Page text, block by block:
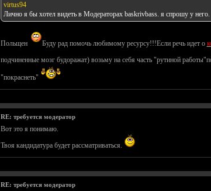
virtus94
Лично я бы хотел видеть в Модераторах baskrivbass. я спрошу у него.
Польщен Буду рад помочь любимому ресурсу!!!Если речь идет о
подчиненные мозг будоражат) возьму на себя часть "рутиной
"покраснеть"
RE: требуется модератор
Вот это я понимаю.
Твоя кандидатура будет рассматриваться.
RE: требуется модератор